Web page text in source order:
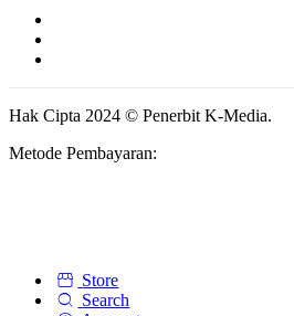
Hak Cipta 2024 © Penerbit K-Media.
Metode Pembayaran:
Store
Search